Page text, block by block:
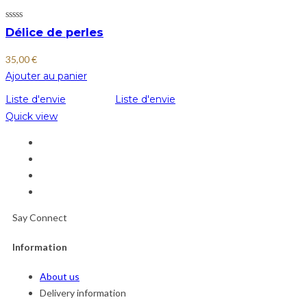
Délice de perles
35,00€
Ajouter au panier
Liste d'envie
Liste d'envie
Quick view
Say Connect
Information
About us
Delivery information